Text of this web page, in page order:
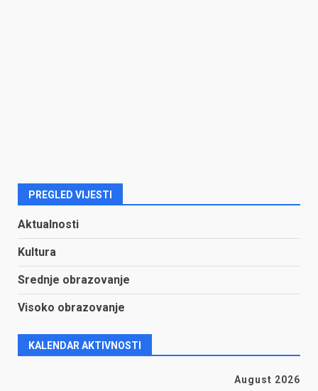
PREGLED VIJESTI
Aktualnosti
Kultura
Srednje obrazovanje
Visoko obrazovanje
KALENDAR AKTIVNOSTI
August 2026